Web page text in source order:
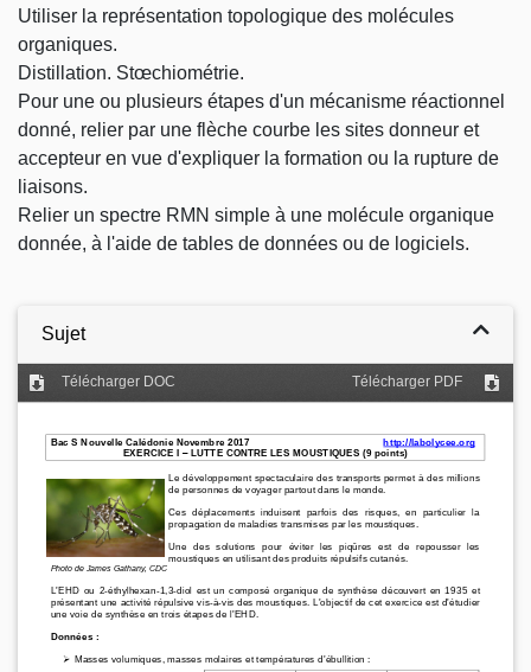
Utiliser la représentation topologique des molécules
organiques.
Distillation. Stœchiométrie.
Pour une ou plusieurs étapes d'un mécanisme réactionnel
donné, relier par une flèche courbe les sites donneur et
accepteur en vue d'expliquer la formation ou la rupture de
liaisons.
Relier un spectre RMN simple à une molécule organique
donnée, à l'aide de tables de données ou de logiciels.
Sujet